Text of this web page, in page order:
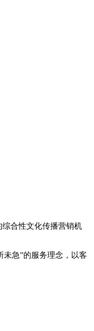
合性文化传播营销机
未急”的服务理念，以客